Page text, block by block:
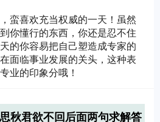
蛮喜欢充当权威的一天！虽然
你懂行的东西，你还是忍不住
的你容易把自己塑造成专家的
面临事业发展的关头，这种表
业的印象分哦！
秋君欲不回后面两句求解答